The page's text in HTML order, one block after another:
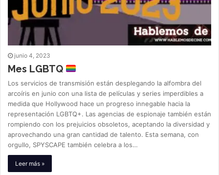
junio 4, 2023
Mes LGBTQ
Los servicios de transmisión están desplegando la alfombra del
arcoíris en junio con una lista de películas y series imperdibles a
medida que Hollywood hace un progreso innegable hacia la
representación LGBTQ+. Las agencias de espionaje también están
rompiendo con los prejuicios obsoletos, aceptando la diversidad y
aprovechando una gran cantidad de talento. Esta semana, con
orgullo, SPYSCAPE también celebra a los…
Leer más »